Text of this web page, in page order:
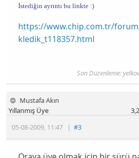
İstediğin ayrıntı bu linkte :)
https://www.chip.com.tr/
kledik_t118357.html
Son Düzenleme:
Mustafa Akın
05-08-2009, 11:47 |#3
Yıllanmış Üye